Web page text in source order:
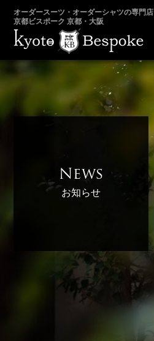
オーダースーツ・オーダーシャツの専門店
京都ビスポーク 京都・大阪
News
お知らせ